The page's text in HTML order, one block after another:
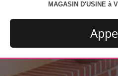
MAGASIN D'USINE à